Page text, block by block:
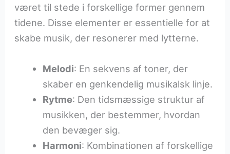
været til stede i forskellige former gennem
tidene. Disse elementer er essentielle for at
skabe musik, der resonerer med lytterne.
Melodi: En sekvens af toner, der
skaber en genkendelig musikalsk linje.
Rytme: Den tidsmæssige struktur af
musikken, der bestemmer, hvordan
den bevæger sig.
Harmoni: Kombinationen af forskellige